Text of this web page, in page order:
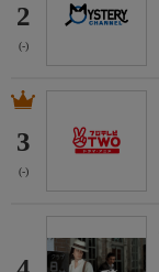
2
(-)
3
(-)